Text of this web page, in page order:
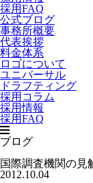
採用FAQ
公式ブログ
事務所概要
代表挨拶
料金体系
ロゴについて
ユニバーサル
ドラフティング
採用コラム
採用情報
採用FAQ
ブログ
国際調査機関の見
2012.10.04